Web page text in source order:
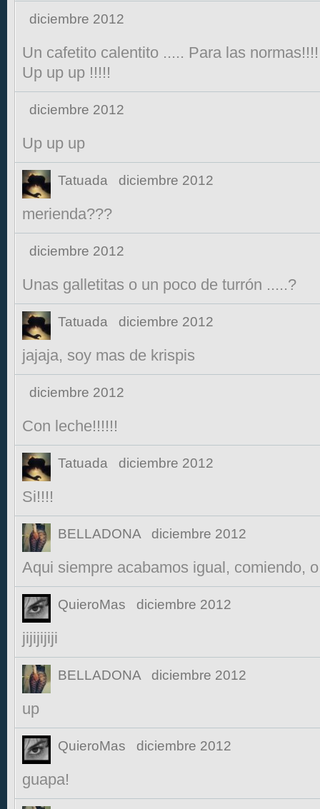
diciembre 2012
Un cafetito calentito ..... Para las normas!!!!
Up up up !!!!!
diciembre 2012
Up up up
Tatuada diciembre 2012
merienda???
diciembre 2012
Unas galletitas o un poco de turrón .....?
Tatuada diciembre 2012
jajaja, soy mas de krispis
diciembre 2012
Con leche!!!!!!
Tatuada diciembre 2012
Si!!!!
BELLADONA diciembre 2012
Aqui siempre acabamos igual, comiendo,
QuieroMas diciembre 2012
jijijijiji
BELLADONA diciembre 2012
up
QuieroMas diciembre 2012
guapa!